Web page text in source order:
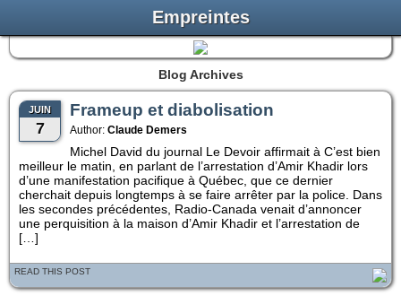
Empreintes
Blog Archives
JUIN
7
Frameup et diabolisation
Author: Claude Demers
Michel David du journal Le Devoir affirmait à C’est bien
meilleur le matin, en parlant de l’arrestation d’Amir Khadir lors
d’une manifestation pacifique à Québec, que ce dernier
cherchait depuis longtemps à se faire arrêter par la police. Dans
les secondes précédentes, Radio-Canada venait d’annoncer
une perquisition à la maison d’Amir Khadir et l’arrestation de
[…]
READ THIS POST